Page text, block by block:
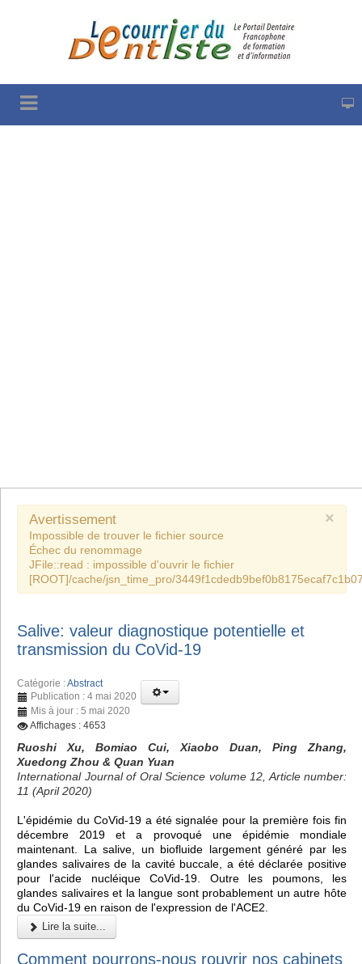
×
Avertissement
Impossible de trouver le fichier source
Échec du renommage
JFile::read : impossible d'ouvrir le fichier
[ROOT]/cache/jsn_time_pro/
Salive: valeur diagnostique potentielle et
transmission du CoVid-19
Catégorie :Abstract
Publication : 4 mai 2020
Mis à jour : 5 mai 2020
Affichages : 4653
Ruoshi Xu, Bomiao Cui, Xiaobo Duan, Ping Zhang,
Xuedong Zhou & Quan Yuan
International Journal of Oral Science volume 12, Article number:
11 (April 2020)
L'épidémie du CoVid-19 a été signalée pour la première fois fin
décembre 2019 et a provoqué une épidémie mondiale
maintenant. La salive, un biofluide largement généré par les
glandes salivaires de la cavité buccale, a été déclarée positive
pour l'acide nucléique CoVid-19. Outre les poumons, les
glandes salivaires et la langue sont probablement un autre hôte
du CoVid-19 en raison de l'expression de l'ACE2.
Lire la suite...
Comment pourrons-nous rouvrir nos cabinets